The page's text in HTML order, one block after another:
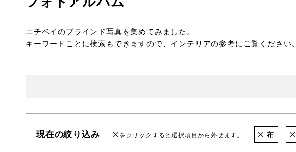
ニチベイのブラインド写真を集めてみました。
キーワードごとに検索もできますので、インテリアの参考にご覧ください。
現在の絞り込み をクリックすると選択項目から外せます。 布